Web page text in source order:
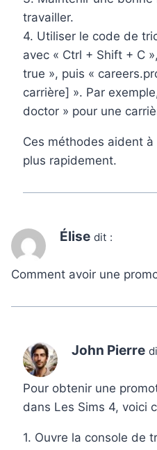
travailler.
4. Utiliser le code de
avec « Ctrl + Shift + C
true », puis «
carrière] ». Par
doctor » pour une
Ces méthodes aident
plus rapidement.
Élise dit :
Comment avoir une
John Pierre
Pour obtenir une
dans Les Sims 4, voici
1. Ouvre la console de